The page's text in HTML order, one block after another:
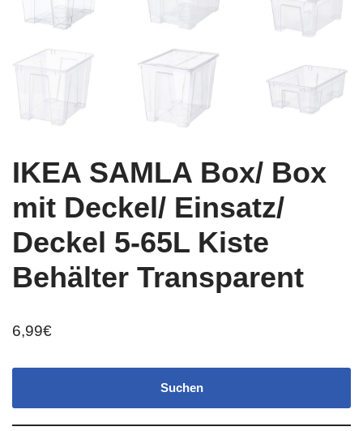
IKEA SAMLA Box/ Box
mit Deckel/ Einsatz/
Deckel 5-65L Kiste
Behälter Transparent
6,99€
Suchen